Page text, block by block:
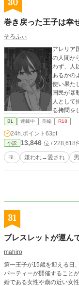
30
巻き戻った王子は幸
そろふぃ
アレリア
の人間から
わず、人
あるかの
使い果たした。 そんなある日、とうと
国民が暴
人として
る拷問をし尽
のは拷問
見ても哀
国が平和
ず、心が
それは、、、。 《3章完結済みです:
て、前半と後半
合もあ
BL 連載中 長編 R18
24h.ポイント 63pt
小説 13,846 位 / 228,618
BL 嫌われ→愛され
31
ブレスレットが運ん
mahiro
第一王子が15歳を迎える日
パーティーが開催すること
婚である女性や歳の近い女